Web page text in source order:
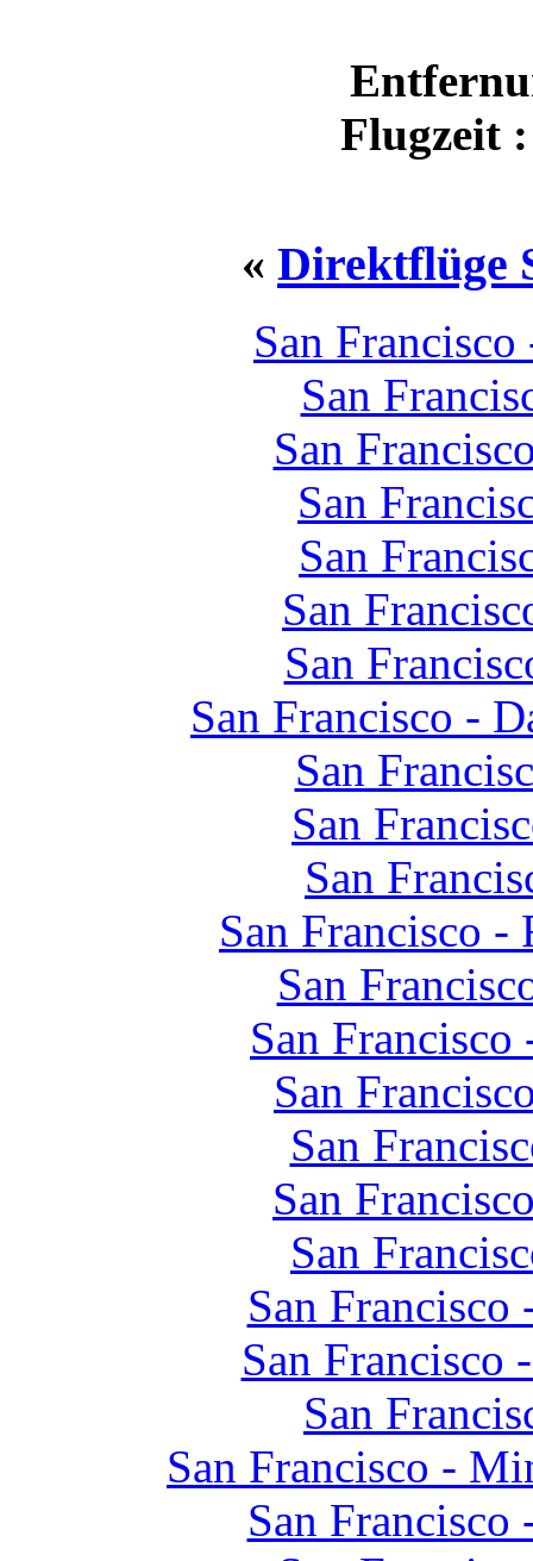
Flugzeit
« Direktflüge
San
San
San
San
San
San
San
San Francisco -
San
San
San
San Francisco
San
San
San
San
San
San
San
San
San
San Francisco -
San